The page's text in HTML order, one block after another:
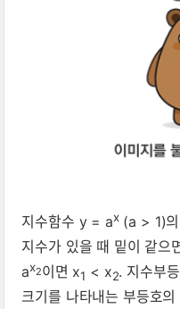
지수함수 y = ax(a > 1)의
지수가 있을 때 밑이 같으
ax2이면 x1 < x2. 지수부
크기를 나타내는 부등호